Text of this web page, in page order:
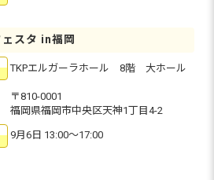
スタ in福岡
TKPエルガーラホール 8階 大ホール
〒810-0001
福岡県福岡市中央区天神1丁目4-2
9月6日 13:00〜17:00